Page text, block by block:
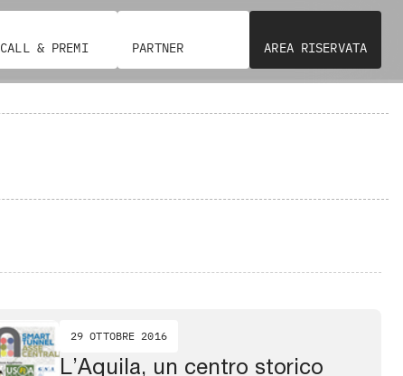
CALL & PREMI PARTNER AREA RISERVATA
29 OTTOBRE 2016
L’Aquila, un centro storico